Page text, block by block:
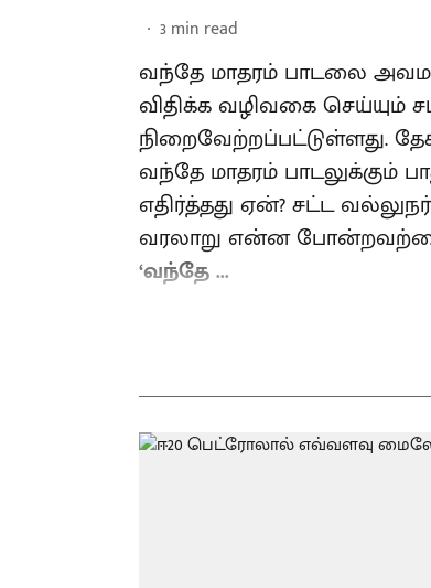
3min read
வந்தே மாதரம் பாடலை
விதிக்க வழிவகை செய்யும்
நிறைவேற்றப்பட்டுள்ளது.
வந்தே மாதரம் பாடலுக்கும்
எதிர்த்தது ஏன்? சட்ட
வரலாறு என்ன
‘வந்தே ...